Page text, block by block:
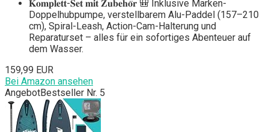
𝐊𝐨𝐦𝐩𝐥𝐞𝐭𝐭-𝐒𝐞𝐭 𝐦𝐢𝐭 𝐙𝐮𝐛𝐞𝐡𝐨̈𝐫 🎒 Inklusive Marken-
Doppelhubpumpe, verstellbarem Alu-Paddel (157–210
cm), Spiral-Leash, Action-Cam-Halterung und
Reparaturset – alles für ein sofortiges Abenteuer auf
dem Wasser.
159,99 EUR
Bei Amazon ansehen
AngebotBestseller Nr. 5